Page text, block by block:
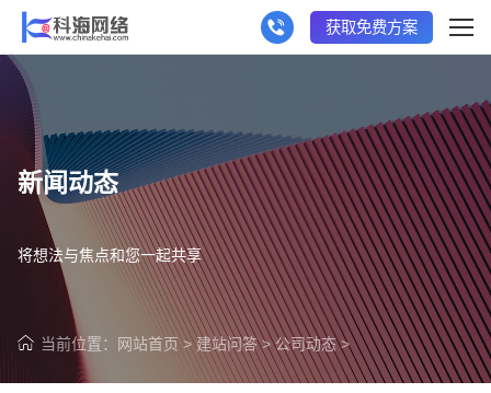
获取免费方案
新闻动态
将想法与焦点和您一起共享
当前位置： 网站首页 >建站问答>公司动态>